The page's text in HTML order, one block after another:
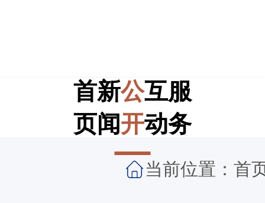
首
页
新
闻
公
开
互
动
服
务
当前位置： 首